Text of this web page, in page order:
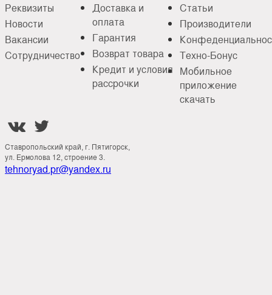
Реквизиты
Новости
Вакансии
Сотрудничество
Доставка и
оплата
Гарантия
Возврат товара
Кредит и условия
рассрочки
Статьи
Производители
Техно-Бонус
Мобильное
приложение
скачать
 
Ставропольский край, г. Пятигорск,
ул. Ермолова 12, строение 3.
tehnoryad.pr@yandex.ru